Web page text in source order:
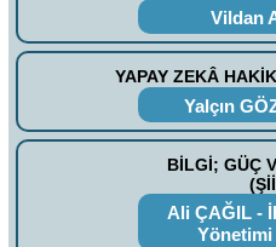
Vildan
YAPAY ZEKÂ
Yalçın
BİLGİ; GÜÇ
Ali ÇAĞIL -
Yönetimi